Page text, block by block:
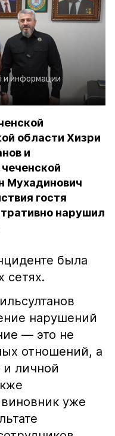
и информации
области Хизри
и
Мухадинович
гостя
нарушил
была
сетях.
нарушений
— это не
отношений, а
и личной
уже